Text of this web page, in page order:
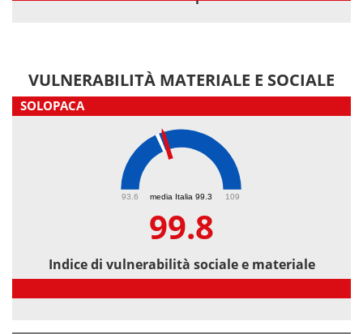
VULNERABILITÀ MATERIALE E SOCIALE
SOLOPACA
media Italia 99.3
93.6 109
99.8
Indice di vulnerabilità sociale e materiale